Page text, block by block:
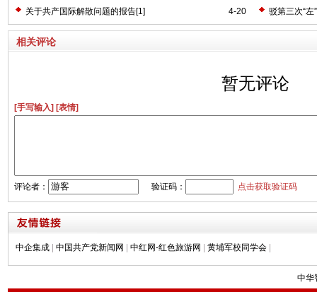
4-20
关于共产国际解散问题的报告[1] 驳第三次“左
相关评论
暂无评论
[手写输入] [表情]
评论者： 验证码： 点击获取验证码
中企集成 中国共产党新闻网 中红网-红色旅游网 黄埔军校同学会
中华